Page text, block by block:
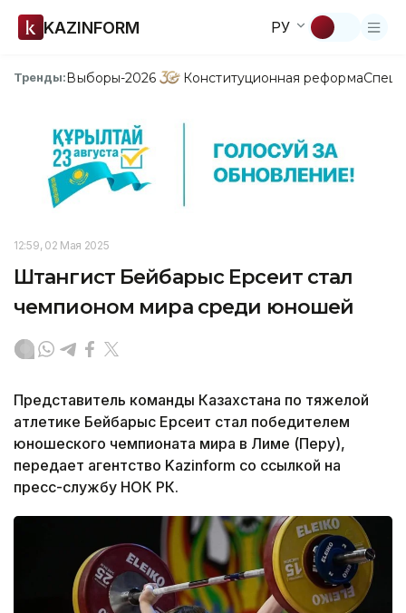
KAZINFORM РУ
Тренды:Выборы-2026 Конституционная реформа
12:59, 02 Мая 2025
Штангист Бейбарыс Ерсеит стал
чемпионом мира среди юношей
Представитель команды Казахстана по тяжелой
атлетике Бейбарыс Ерсеит стал победителем
юношеского чемпионата мира в Лиме (Перу),
передает агентство Kazinform со ссылкой на
пресс-службу НОК РК.